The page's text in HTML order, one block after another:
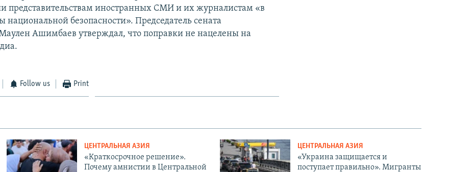
представительствам иностранных СМИ и их журналистам «в
национальной безопасности». Председатель сената
Ашимбаев утверждал, что поправки не нацелены на
Follow us Print
ЦЕНТРАЛЬНАЯ АЗИЯ
«Краткосрочное решение».
Почему амнистии в Центральной
ЦЕНТРАЛЬНАЯ АЗИЯ
«Украина защищается и
поступает правильно». Мигранты